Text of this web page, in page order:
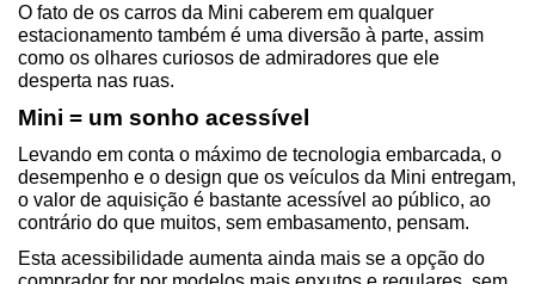
O fato de os carros da Mini caberem em qualquer
estacionamento também é uma diversão à parte, assim
como os olhares curiosos de admiradores que ele
desperta nas ruas.
Mini = um sonho acessível
Levando em conta o máximo de tecnologia embarcada, o
desempenho e o design que os veículos da Mini entregam,
o valor de aquisição é bastante acessível ao público, ao
contrário do que muitos, sem embasamento, pensam.
Esta acessibilidade aumenta ainda mais se a opção do